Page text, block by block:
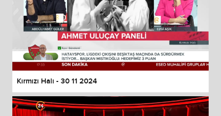
Kırmızı Halı - 30 11 2024